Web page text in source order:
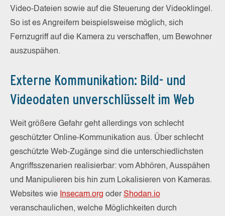
Video-Dateien sowie auf die Steuerung der Videoklingel.
So ist es Angreifern beispielsweise möglich, sich
Fernzugriff auf die Kamera zu verschaffen, um Bewohner
auszuspähen.
Externe Kommunikation: Bild- und
Videodaten unverschlüsselt im Web
Weit größere Gefahr geht allerdings von schlecht
geschützter Online-Kommunikation aus. Über schlecht
geschützte Web-Zugänge sind die unterschiedlichsten
Angriffsszenarien realisierbar: vom Abhören, Ausspähen
und Manipulieren bis hin zum Lokalisieren von Kameras.
Websites wie Insecam.org oder Shodan.io
veranschaulichen, welche Möglichkeiten durch